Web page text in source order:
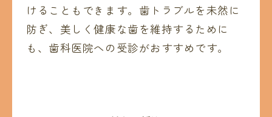
けることもできます。歯トラブルを未然に
防ぎ、美しく健康な歯を維持するために
も、歯科医院への受診がおすすめです。